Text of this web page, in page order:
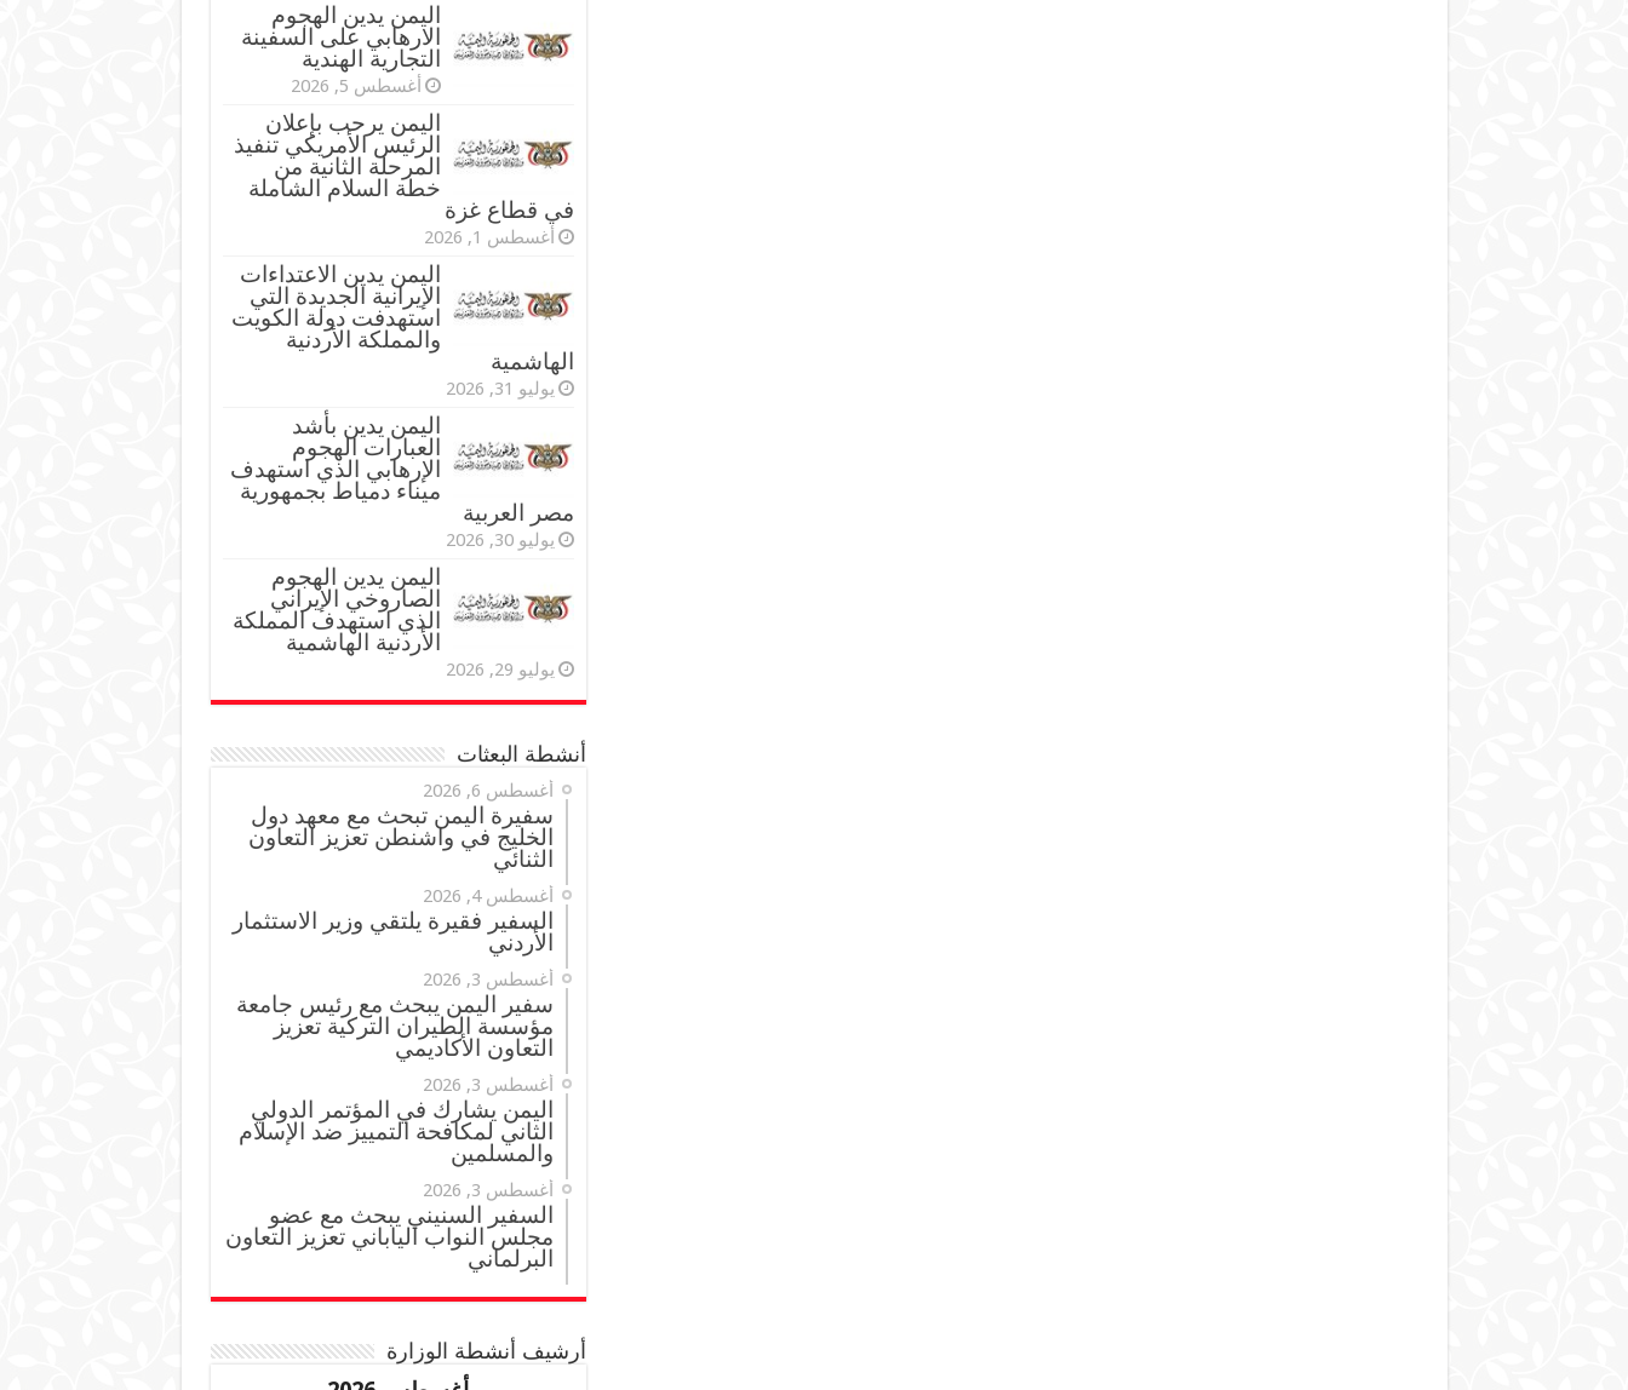
اليمن يدين الهجوم
الارهابي على السفينة
التجارية الهندية
أغسطس 5, 2026
اليمن يرحب بإعلان
الرئيس الأمريكي تنفيذ
المرحلة الثانية من
خطة السلام الشاملة
في قطاع غزة
أغسطس 1, 2026
اليمن يدين الاعتداءات
الإيرانية الجديدة التي
استهدفت دولة الكويت
والمملكة الأردنية
الهاشمية
يوليو 31, 2026
اليمن يدين بأشد
العبارات الهجوم
الإرهابي الذي استهدف
ميناء دمياط بجمهورية
مصر العربية
يوليو 30, 2026
اليمن يدين الهجوم
الصاروخي الإيراني
الذي استهدف المملكة
الأردنية الهاشمية
يوليو 29, 2026
أنشطة البعثات
أغسطس 6, 2026
سفيرة اليمن تبحث مع معهد دول
الخليج في واشنطن تعزيز التعاون
الثنائي
أغسطس 4, 2026
السفير فقيرة يلتقي وزير الاستثمار
الأردني
أغسطس 3, 2026
سفير اليمن يبحث مع رئيس جامعة
مؤسسة الطيران التركية تعزيز
التعاون الأكاديمي
أغسطس 3, 2026
اليمن يشارك في المؤتمر الدولي
الثاني لمكافحة التمييز ضد الإسلام
والمسلمين
أغسطس 3, 2026
السفير السنيني يبحث مع عضو
مجلس النواب الياباني تعزيز التعاون
البرلماني
أرشيف أنشطة الوزارة